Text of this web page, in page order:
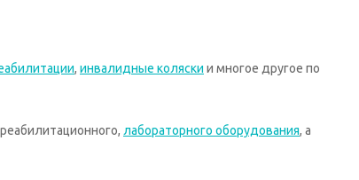
, инвалидные коляски и многое другое по
лабораторного оборудования, а